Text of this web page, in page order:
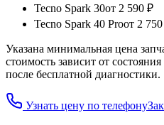
Tecno Spark 30от 2 590 ₽
Tecno Spark 40 Proот 2 750
Указана минимальная цена
стоимость зависит от
после бесплатной диагностики.
Узнать цену по телефону